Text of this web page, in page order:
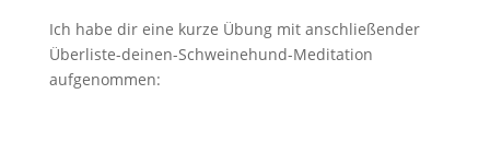
Ich habe dir eine kurze Übung mit anschließender
Überliste-deinen-Schweinehund-Meditation
aufgenommen: